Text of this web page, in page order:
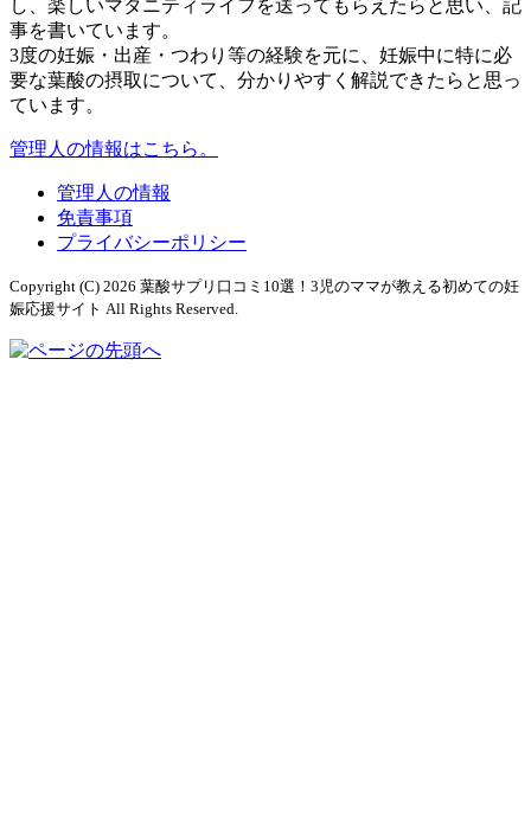
し、楽しいマタニティライフを送ってもらえたらと思い、記
事を書いています。
3度の妊娠・出産・つわり等の経験を元に、妊娠中に特に必
要な葉酸の摂取について、分かりやすく解説できたらと思っ
ています。
管理人の情報はこちら。
管理人の情報
免責事項
プライバシーポリシー
Copyright (C) 2026 葉酸サプリ口コミ10選！3児のママが教える初めての妊
娠応援サイト All Rights Reserved.